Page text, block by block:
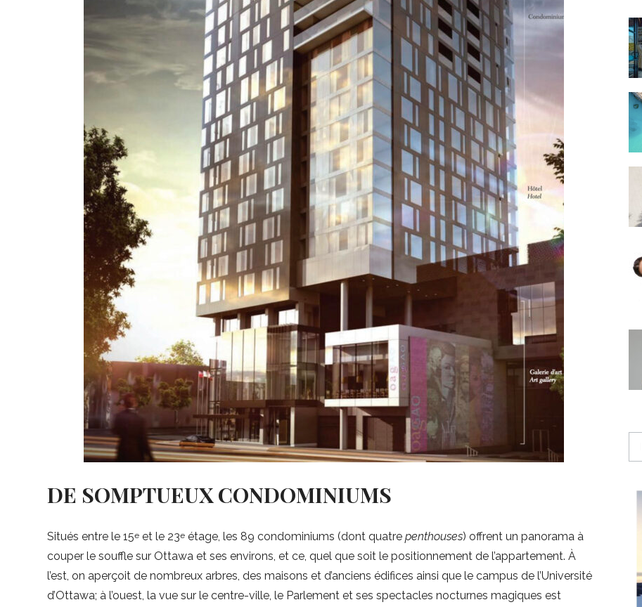
DE SOMPTUEUX CONDOMINIUMS
Situés entre le 15e et le 23e étage, les 89 condominiums (dont quatrepenthouses) offrent un panorama à
couper le souffle sur Ottawa et ses environs, et ce, quel que soit le positionnement de l’appartement. À
l’est, on aperçoit de nombreux arbres, des maisons et d’anciens édifices ainsi que le campus de l’Université
d’Ottawa; à l’ouest, la vue sur le centre-ville, le Parlement et ses spectacles nocturnes magiques est